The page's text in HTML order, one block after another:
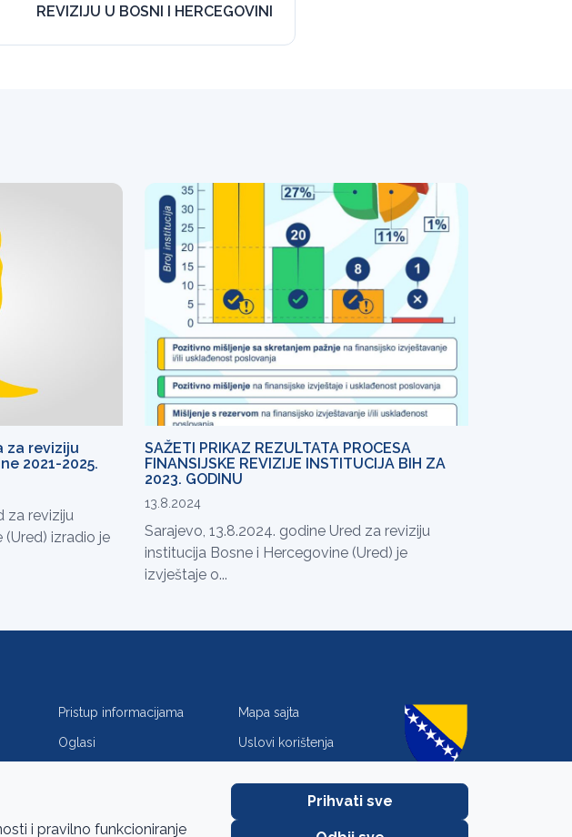
REVIZIJU U BOSNI I HERCEGOVINI
za reviziju
2021-2025.
za reviziju
izradio je
SAŽETI PRIKAZ REZULTATA PROCESA
FINANSIJSKE REVIZIJE INSTITUCIJA BIH ZA
2023. GODINU
13.8.2024
Sarajevo, 13.8.2024. godine Ured za reviziju
institucija Bosne i Hercegovine (Ured) je
izvještaje o...
Pristup informacijama Mapa sajta
Oglasi Uslovi korištenja
i pravilno funkcioniranje
Prihvati sve